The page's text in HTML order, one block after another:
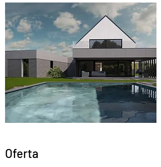
Oferta